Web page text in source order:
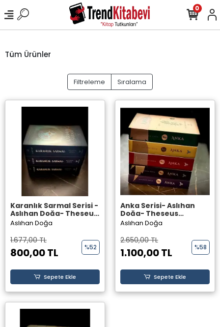
0
Tüm Ürünler
Filtreleme Sıralama
Karanlık Sarmal Serisi -
Aslıhan Doğa- Theseus
Yayınevi- (Karanlık
Sarmal 1- Karanlık
Sarmal 2- Karanlık
Sarmal 3)
Aslıhan Doğa
1.677,00 TL
800,00 TL %52
Sepete Ekle
Anka Serisi- Aslıhan
Doğa- Theseus
Yayınevi- (Anka1- Anka
2- Anka 3- Anka 4-
Anka 5)
Aslıhan Doğa
2.650,00 TL
1.100,00 TL %58
Sepete Ekle